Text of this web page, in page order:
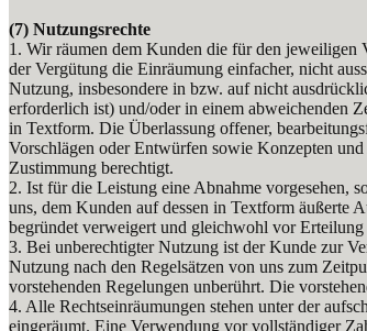
(7) Nutzungsrechte
1. Wir räumen dem Kunden die für den jeweiligen
der Vergütung die Einräumung einfacher, nicht
Nutzung, insbesondere in bzw. auf nicht
erforderlich ist) und/oder in einem abweichenden
in Textform. Die Überlassung offener,
Vorschlägen oder Entwürfen sowie Konzepten
Zustimmung berechtigt.
2. Ist für die Leistung eine Abnahme vorgesehen,
uns, dem Kunden auf dessen in Textform äußerte
begründet verweigert und gleichwohl vor
3. Bei unberechtigter Nutzung ist der Kunde zur
Nutzung nach den Regelsätzen von uns zum
vorstehenden Regelungen unberührt. Die
4. Alle Rechtseinräumungen stehen unter der
eingeräumt. Eine Verwendung vor vollständiger